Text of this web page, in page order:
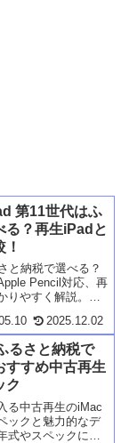
第11世代はふ
る？再生iPadと
と納税で選べる？
Pencil対応、再
りやすく解説。Pro
めて紹介します。
2025.12.02
るさと納税で
すすめ中古再生
ク
る中古再生のiMac
ックと魅力的なデ
式やスペックによ